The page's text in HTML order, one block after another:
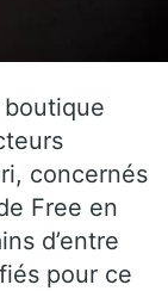
concernés
Free en
d’entre
pour ce